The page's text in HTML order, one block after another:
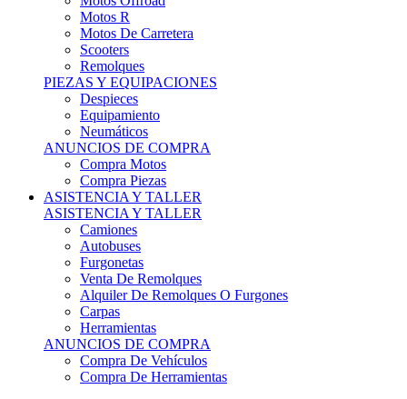
Motos R
Motos De Carretera
Scooters
Remolques
PIEZAS Y EQUIPACIONES
Despieces
Equipamiento
Neumáticos
ANUNCIOS DE COMPRA
Compra Motos
Compra Piezas
ASISTENCIA Y TALLER
ASISTENCIA Y TALLER
Camiones
Autobuses
Furgonetas
Venta De Remolques
Alquiler De Remolques O Furgones
Carpas
Herramientas
ANUNCIOS DE COMPRA
Compra De Vehículos
Compra De Herramientas